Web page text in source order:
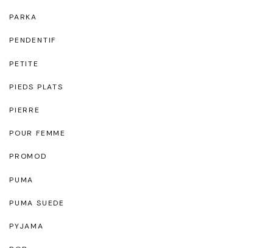
PARKA
PENDENTIF
PETITE
PIEDS PLATS
PIERRE
POUR FEMME
PROMOD
PUMA
PUMA SUEDE
PYJAMA